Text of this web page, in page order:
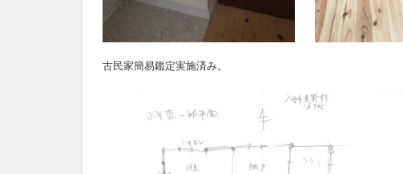
古民家簡易鑑定実施済み。